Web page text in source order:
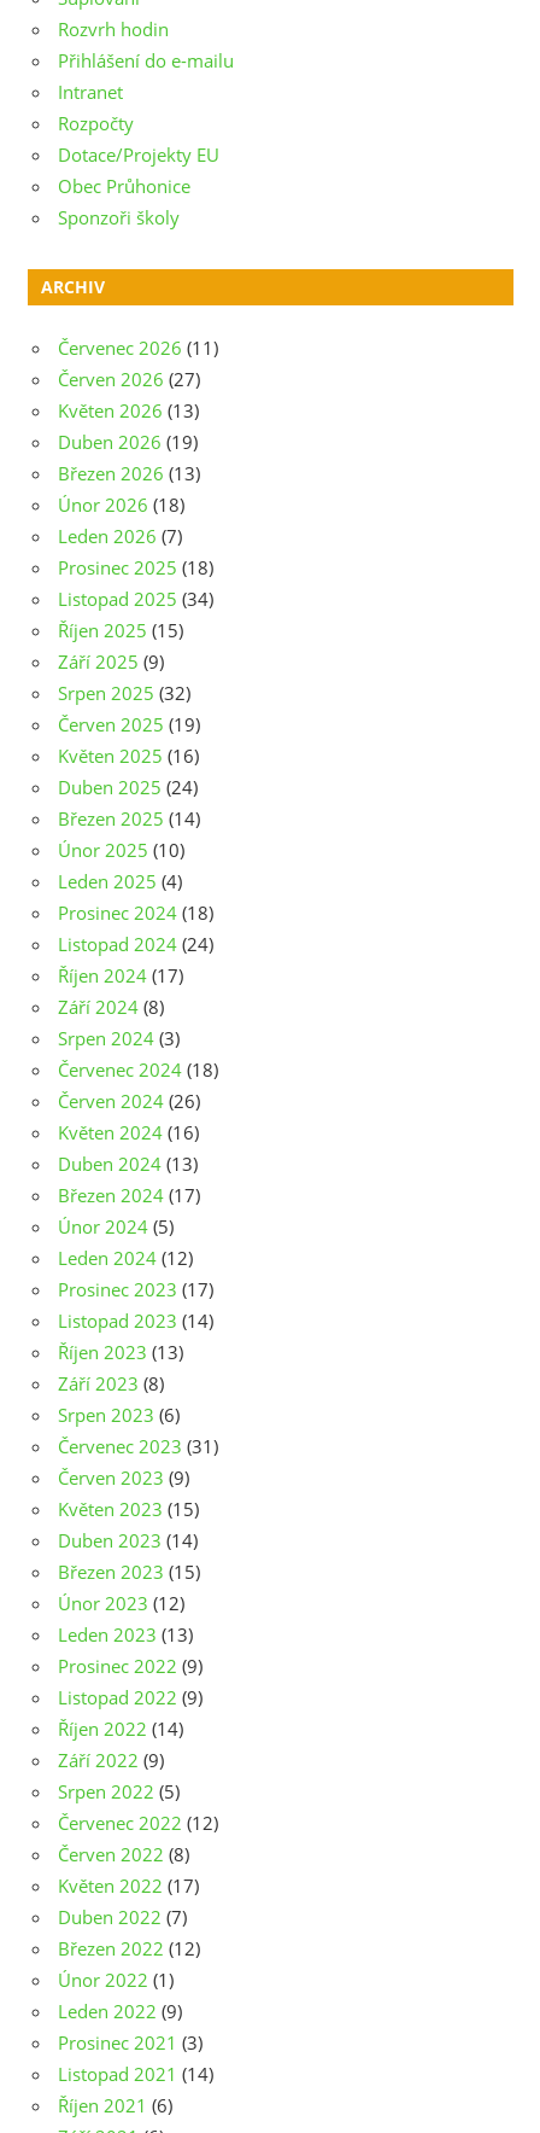
Rozvrh hodin
Přihlášení do e-mailu
Intranet
Rozpočty
Dotace/Projekty EU
Obec Průhonice
Sponzoři školy
ARCHIV
Červenec 2026 (11)
Červen 2026 (27)
Květen 2026 (13)
Duben 2026 (19)
Březen 2026 (13)
Únor 2026 (18)
Leden 2026 (7)
Prosinec 2025 (18)
Listopad 2025 (34)
Říjen 2025 (15)
Září 2025 (9)
Srpen 2025 (32)
Červen 2025 (19)
Květen 2025 (16)
Duben 2025 (24)
Březen 2025 (14)
Únor 2025 (10)
Leden 2025 (4)
Prosinec 2024 (18)
Listopad 2024 (24)
Říjen 2024 (17)
Září 2024 (8)
Srpen 2024 (3)
Červenec 2024 (18)
Červen 2024 (26)
Květen 2024 (16)
Duben 2024 (13)
Březen 2024 (17)
Únor 2024 (5)
Leden 2024 (12)
Prosinec 2023 (17)
Listopad 2023 (14)
Říjen 2023 (13)
Září 2023 (8)
Srpen 2023 (6)
Červenec 2023 (31)
Červen 2023 (9)
Květen 2023 (15)
Duben 2023 (14)
Březen 2023 (15)
Únor 2023 (12)
Leden 2023 (13)
Prosinec 2022 (9)
Listopad 2022 (9)
Říjen 2022 (14)
Září 2022 (9)
Srpen 2022 (5)
Červenec 2022 (12)
Červen 2022 (8)
Květen 2022 (17)
Duben 2022 (7)
Březen 2022 (12)
Únor 2022 (1)
Leden 2022 (9)
Prosinec 2021 (3)
Listopad 2021 (14)
Říjen 2021 (6)